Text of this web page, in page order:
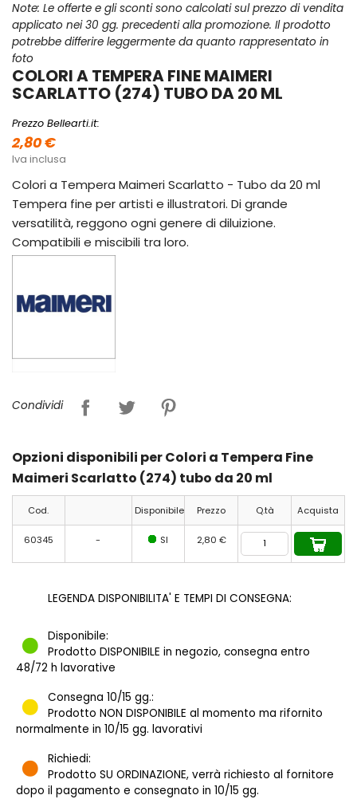
Note: Le offerte e gli sconti sono calcolati sul prezzo di vendita
applicato nei 30 gg. precedenti alla promozione. Il prodotto
potrebbe differire leggermente da quanto rappresentato in
foto
COLORI A TEMPERA FINE MAIMERI
SCARLATTO (274) TUBO DA 20 ML
Prezzo Bellearti.it:
2,80 €
Iva inclusa
Colori a Tempera Maimeri Scarlatto - Tubo da 20 ml
Tempera fine per artisti e illustratori. Di grande
versatilità, reggono ogni genere di diluizione.
Compatibili e miscibili tra loro.
Condividi
Opzioni disponibili per Colori a Tempera Fine
Maimeri Scarlatto (274) tubo da 20 ml
Cod. Disponibile Prezzo Q.tà Acquista
60345 - SI 2,80 €
LEGENDA DISPONIBILITA' E TEMPI DI CONSEGNA:
Disponibile:
Prodotto DISPONIBILE in negozio, consegna entro
48/72 h lavorative
Consegna 10/15 gg.:
Prodotto NON DISPONIBILE al momento ma rifornito
normalmente in 10/15 gg. lavorativi
Richiedi:
Prodotto SU ORDINAZIONE, verrà richiesto al fornitore
dopo il pagamento e consegnato in 10/15 gg.